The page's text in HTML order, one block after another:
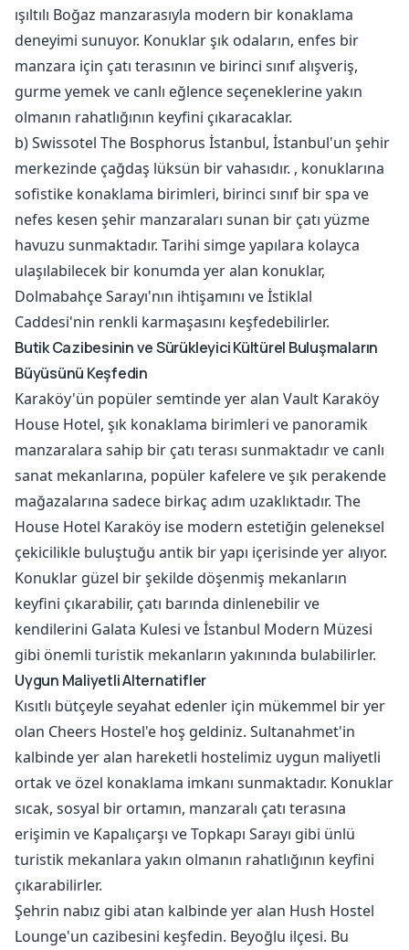
ışıltılı Boğaz manzarasıyla modern bir konaklama
deneyimi sunuyor. Konuklar şık odaların, enfes bir
manzara için çatı terasının ve birinci sınıf alışveriş,
gurme yemek ve canlı eğlence seçeneklerine yakın
olmanın rahatlığının keyfini çıkaracaklar.
b) Swissotel The Bosphorus İstanbul, İstanbul'un şehir
merkezinde çağdaş lüksün bir vahasıdır. , konuklarına
sofistike konaklama birimleri, birinci sınıf bir spa ve
nefes kesen şehir manzaraları sunan bir çatı yüzme
havuzu sunmaktadır. Tarihi simge yapılara kolayca
ulaşılabilecek bir konumda yer alan konuklar,
Dolmabahçe Sarayı'nın ihtişamını ve İstiklal
Caddesi'nin renkli karmaşasını keşfedebilirler.
Butik Cazibesinin ve Sürükleyici Kültürel Buluşmaların
Büyüsünü Keşfedin
Karaköy'ün popüler semtinde yer alan Vault Karaköy
House Hotel, şık konaklama birimleri ve panoramik
manzaralara sahip bir çatı terası sunmaktadır ve canlı
sanat mekanlarına, popüler kafelere ve şık perakende
mağazalarına sadece birkaç adım uzaklıktadır. The
House Hotel Karaköy ise modern estetiğin geleneksel
çekicilikle buluştuğu antik bir yapı içerisinde yer alıyor.
Konuklar güzel bir şekilde döşenmiş mekanların
keyfini çıkarabilir, çatı barında dinlenebilir ve
kendilerini Galata Kulesi ve İstanbul Modern Müzesi
gibi önemli turistik mekanların yakınında bulabilirler.
Uygun Maliyetli Alternatifler
Kısıtlı bütçeyle seyahat edenler için mükemmel bir yer
olan Cheers Hostel'e hoş geldiniz. Sultanahmet'in
kalbinde yer alan hareketli hostelimiz uygun maliyetli
ortak ve özel konaklama imkanı sunmaktadır. Konuklar
sıcak, sosyal bir ortamın, manzaralı çatı terasına
erişimin ve Kapalıçarşı ve Topkapı Sarayı gibi ünlü
turistik mekanlara yakın olmanın rahatlığının keyfini
çıkarabilirler.
Şehrin nabız gibi atan kalbinde yer alan Hush Hostel
Lounge'un cazibesini keşfedin. Beyoğlu ilçesi. Bu